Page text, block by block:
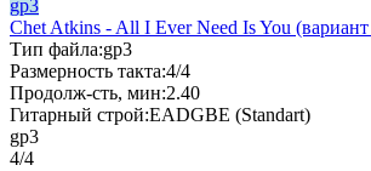
gp3
Chet Atkins - All I Ever Need Is You
Тип файла:gp3
Размерность такта:4/4
Продолж-сть, мин:2.40
Гитарный строй:EADGBE (Standart)
gp3
4/4